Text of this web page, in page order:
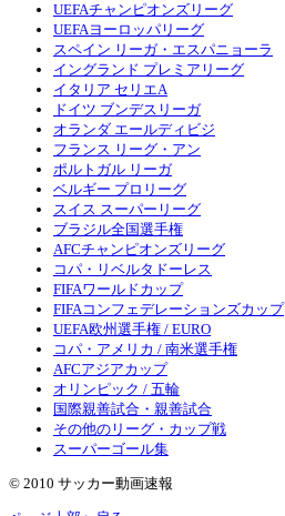
UEFAチャンピオンズリーグ
UEFAヨーロッパリーグ
スペイン リーガ・エスパニョーラ
イングランド プレミアリーグ
イタリア セリエA
ドイツ ブンデスリーガ
オランダ エールディビジ
フランス リーグ・アン
ポルトガル リーガ
ベルギー プロリーグ
スイス スーパーリーグ
ブラジル全国選手権
AFCチャンピオンズリーグ
コパ・リベルタドーレス
FIFAワールドカップ
FIFAコンフェデレーションズカップ
UEFA欧州選手権 / EURO
コパ・アメリカ / 南米選手権
AFCアジアカップ
オリンピック / 五輪
国際親善試合・親善試合
その他のリーグ・カップ戦
スーパーゴール集
© 2010 サッカー動画速報